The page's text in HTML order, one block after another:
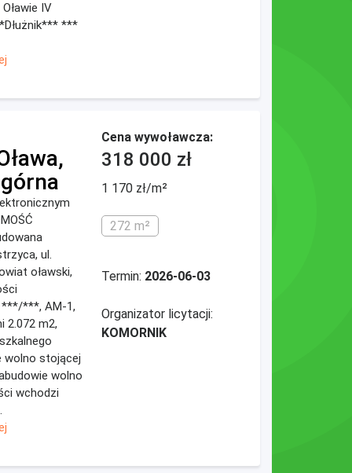
IV
***
ul.
oławski,
***/***, AM-1,
2.072 m2,
wolno stojącej
wolno
wchodzi
Cena wywoławcza:
318 000 zł
1 170 zł/m²
272 m²
Termin: 2026-06-03
Organizator licytacji:
KOMORNIK